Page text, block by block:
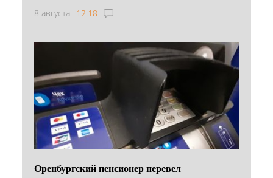
8 августа 12:18
Оренбургский пенсионер перевел